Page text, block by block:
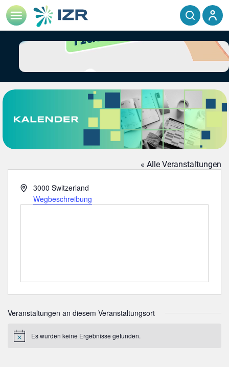
« Alle Veranstaltungen
Adresse
3000 Switzerland
Wegbeschreibung
Veranstaltungen an diesem Veranstaltungsort
HinweisEs wurden keine Ergebnisse gefunden.